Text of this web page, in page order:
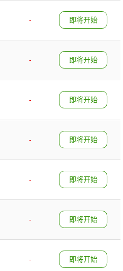
-
即将开始
-
即将开始
-
即将开始
-
即将开始
-
即将开始
-
即将开始
-
即将开始